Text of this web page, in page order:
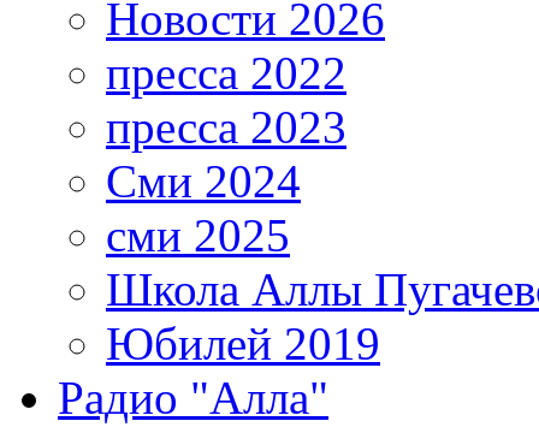
Новости 2026
пресса 2022
пресса 2023
Сми 2024
сми 2025
Школа Аллы
Юбилей 2019
Радио "Алла"